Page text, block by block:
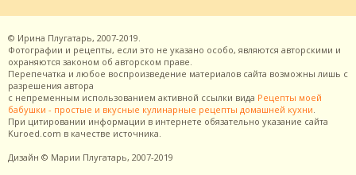
© Ирина Плугатарь, 2007-2019.
Фотографии и рецепты, если это не указано особо, являются авторскими и
охраняются законом об авторском праве.
Перепечатка и любое воспроизведение материалов сайта возможны лишь с
разрешения автора
с непременным использованием активной ссылки вида Рецепты моей
бабушки - простые и вкусные кулинарные рецепты домашней кухни
При цитировании информации в интернете обязательно указание сайта
Kuroed.com в качестве источника.
Дизайн © Марии Плугатарь, 2007-2019